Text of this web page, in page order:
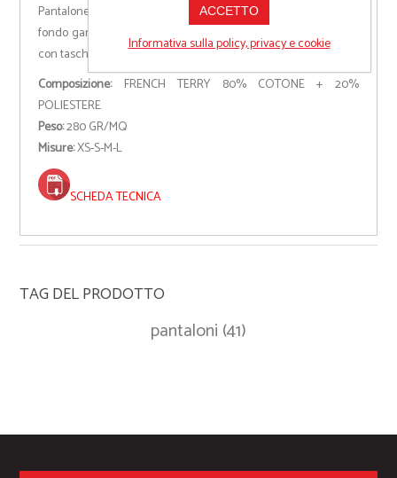
Pantalone multistagione in felpa con rib elasticizzato in vita e a
fondo gamba, coulisse in vita e due tasche frontali di cui una
con taschino.
Composizione:FRENCH TERRY 80% COTONE + 20%
POLIESTERE
Peso:280 GR/MQ
Misure:XS-S-M-L
SCHEDA TECNICA
TAG DEL PRODOTTO
pantaloni (41)
ACCETTO
Informativa sulla policy, privacy e cookie